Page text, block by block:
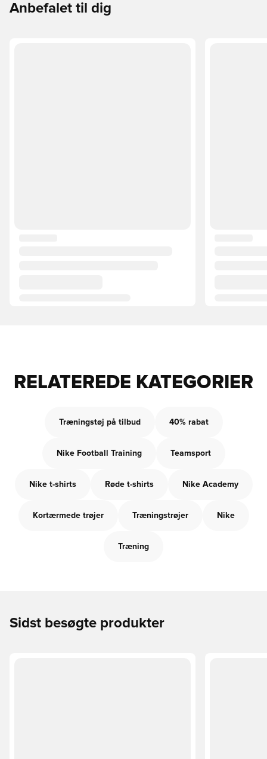
Anbefalet til dig
RELATEREDE KATEGORIER
Træningstøj på tilbud 40% rabat
Nike Football Training Teamsport
Nike t-shirts Røde t-shirts Nike Academy
Kortærmede trøjer Træningstrøjer Nike
Træning
Sidst besøgte produkter